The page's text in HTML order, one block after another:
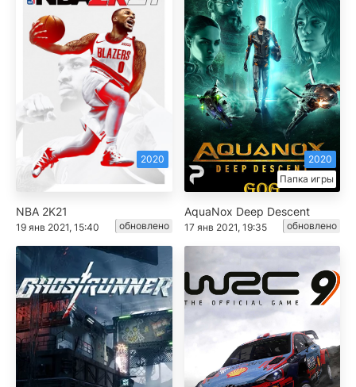
2020
NBA 2K21
19 янв 2021, 15:40 обновлено
Папка игры
2020
AquaNox Deep Descent
17 янв 2021, 19:35 обновлено